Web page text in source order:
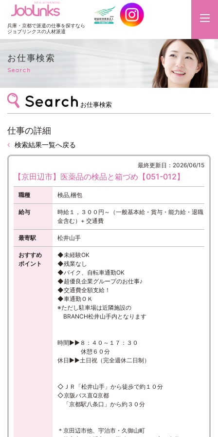
JobLinks
兵庫・京都で派遣の仕事を探すなら
ジョブリンクスの人材派遣
お仕事検索
Search
お仕事検索
仕事の詳細
検索結果一覧へ戻る
最終更新日：2026/06/15
【京田辺市】医薬品の検品と箱づめ【051-012】
職種 検品,梱包
給与
時給１，３００円～（一般基本給・賞与・能力給・退職
金含む）+ 交通費
最寄駅 松井山手
おすすめ
ポイント
◆未経験OK
◆残業なし
◆バイク、自転車通勤OK
◆超優良企業グループのお仕事♪
◆交通費全額支給！
◆車通勤ＯＫ
※ただし駐車場は近隣施設の
BRANCH松井山手内となります
時間▶▶８：４０～１７：３０
休憩６０分
休日▶▶土日祝（完全週休二日制）
◇ＪＲ「松井山手」から徒歩で約１０分
◇京阪バス直Q京都
「京都駅八条口」から約３０分
＊京田辺市他、宇治市・久御山町